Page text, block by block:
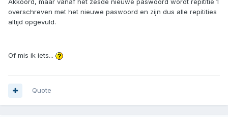
Akkoord, maar vanaf het zesde nieuwe paswoord wordt repititie 1
overschreven met het nieuwe paswoord en zijn dus alle repitities
altijd opgevuld.
Of mis ik iets...
Quote